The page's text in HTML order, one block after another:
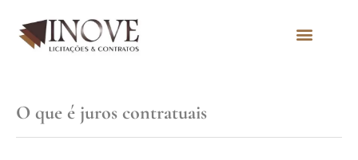
O que é juros contratuais